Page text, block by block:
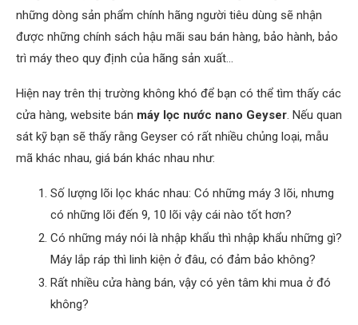
những dòng sản phẩm chính hãng người tiêu dùng sẽ nhận
được những chính sách hậu mãi sau bán hàng, bảo hành, bảo
trì máy theo quy định của hãng sản xuất…
Hiện nay trên thị trường không khó để bạn có thể tìm thấy các
cửa hàng, website bán máy lọc nước nano Geyser. Nếu quan
sát kỹ bạn sẽ thấy rằng Geyser có rất nhiều chủng loại, mẫu
mã khác nhau, giá bán khác nhau như:
Số lượng lõi lọc khác nhau: Có những máy 3 lõi, nhưng
có những lõi đến 9, 10 lõi vậy cái nào tốt hơn?
Có những máy nói là nhập khẩu thì nhập khẩu những gì?
Máy lắp ráp thì linh kiện ở đâu, có đảm bảo không?
Rất nhiều cửa hàng bán, vậy có yên tâm khi mua ở đó
không?